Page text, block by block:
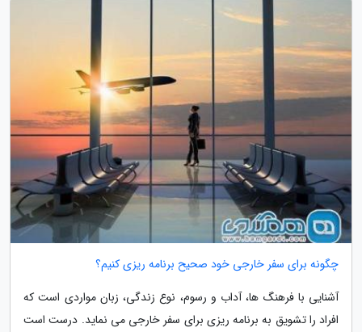
چگونه برای سفر خارجی خود صحیح برنامه ریزی کنیم؟
آشنایی با فرهنگ ها، آداب و رسوم، نوع زندگی، زبان مواردی است که
افراد را تشویق به برنامه ریزی برای سفر خارجی می نماید. درست است